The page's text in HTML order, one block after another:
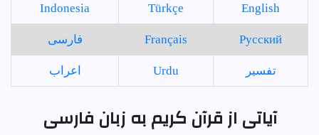
English
Türkçe
Indonesia
Русский
Français فارسی
تفسير Urdu اعراب
آیاتی از قرآن کریم به زبان فارسی